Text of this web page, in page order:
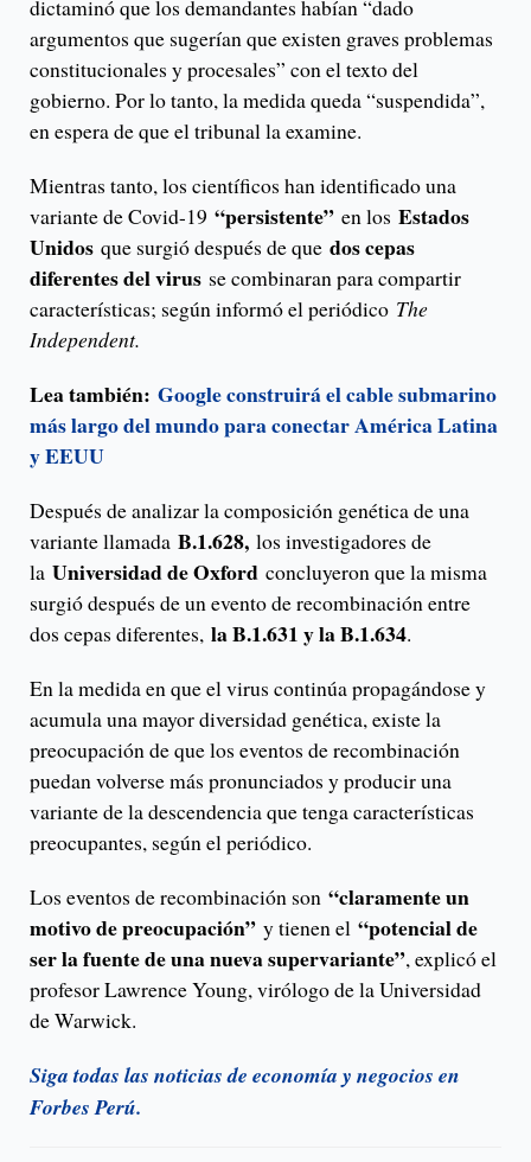
dictaminó que los demandantes habían “dado
argumentos que sugerían que existen graves problemas
constitucionales y procesales” con el texto del
gobierno. Por lo tanto, la medida queda “suspendida”,
en espera de que el tribunal la examine.
Mientras tanto, los científicos han identificado una
variante de Covid-19 “persistente” en los Estados
Unidos que surgió después de que dos cepas
diferentes del virus se combinaran para compartir
características; según informó el periódico The
Independent.
Lea también: Google construirá el cable submarino
más largo del mundo para conectar América Latina
y EEUU
Después de analizar la composición genética de una
variante llamada B.1.628, los investigadores de
la Universidad de Oxford concluyeron que la misma
surgió después de un evento de recombinación entre
dos cepas diferentes, la B.1.631 y la B.1.634.
En la medida en que el virus continúa propagándose y
acumula una mayor diversidad genética, existe la
preocupación de que los eventos de recombinación
puedan volverse más pronunciados y producir una
variante de la descendencia que tenga características
preocupantes, según el periódico.
Los eventos de recombinación son “claramente un
motivo de preocupación” y tienen el “potencial de
ser la fuente de una nueva supervariante”, explicó el
profesor Lawrence Young, virólogo de la Universidad
de Warwick.
Siga todas las noticias de economía y negocios en
Forbes Perú.